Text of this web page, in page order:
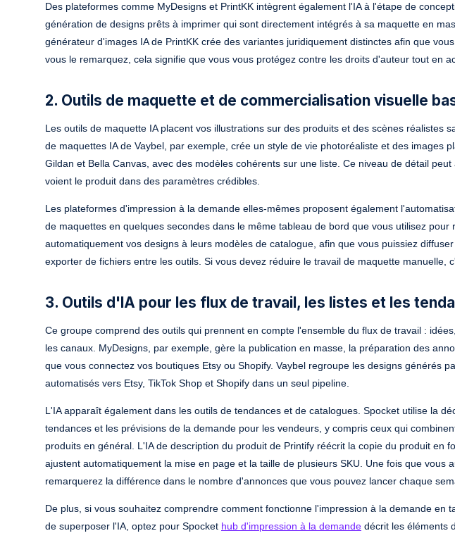
Des plateformes comme MyDesigns et PrintKK intègrent également l'IA à l'étape de
génération de designs prêts à imprimer qui sont directement intégrés à sa maquette en
générateur d'images IA de PrintKK crée des variantes juridiquement distinctes afin que
vous le remarquez, cela signifie que vous vous protégez contre les droits d'auteur tout en
2. Outils de maquette et de commercialisation visuelle
Les outils de maquette IA placent vos illustrations sur des produits et des scènes réalistes
de maquettes IA de Vaybel, par exemple, crée un style de vie photoréaliste et des images
Gildan et Bella Canvas, avec des modèles cohérents sur une liste. Ce niveau de détail
voient le produit dans des paramètres crédibles.
Les plateformes d'impression à la demande elles-mêmes proposent également
de maquettes en quelques secondes dans le même tableau de bord que vous utilisez
automatiquement vos designs à leurs modèles de catalogue, afin que vous puissiez
exporter de fichiers entre les outils. Si vous devez réduire le travail de maquette manuelle,
3. Outils d'IA pour les flux de travail, les listes et les
Ce groupe comprend des outils qui prennent en compte l'ensemble du flux de travail :
les canaux. MyDesigns, par exemple, gère la publication en masse, la préparation des
que vous connectez vos boutiques Etsy ou Shopify. Vaybel regroupe les designs générés
automatisés vers Etsy, TikTok Shop et Shopify dans un seul pipeline.
L'IA apparaît également dans les outils de tendances et de catalogues. Spocket utilise la
tendances et les prévisions de la demande pour les vendeurs, y compris ceux qui
produits en général. L'IA de description du produit de Printify réécrit la copie du produit en
ajustent automatiquement la mise en page et la taille de plusieurs SKU. Une fois que vous
remarquerez la différence dans le nombre d'annonces que vous pouvez lancer chaque
De plus, si vous souhaitez comprendre comment fonctionne l'impression à la demande en
de superposer l'IA, optez pour Spocket hub d'impression à la demande décrit les éléments